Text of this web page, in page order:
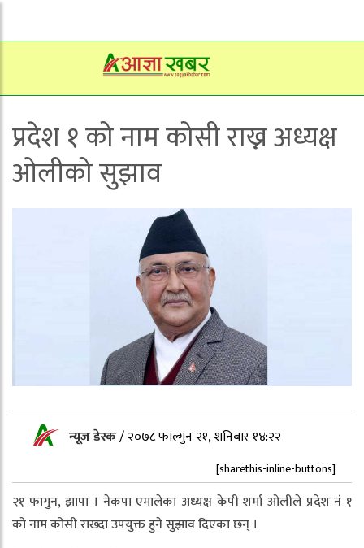
प्रदेश १ को नाम कोसी राख्न अध्यक्ष
ओलीको सुझाव
न्यूज डेस्क/२०७८ फाल्गुन २१, शनिबार १४:२२
[sharethis-inline-buttons]
२१ फागुन, झापा । नेकपा एमालेका अध्यक्ष केपी शर्मा ओलीले प्रदेश नं १
को नाम कोसी राख्दा उपयुक्त हुने सुझाव दिएका छन् ।